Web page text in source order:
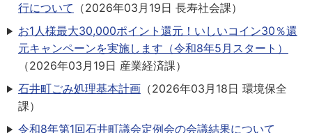
行について （2026年03月19日 長寿社会課）
お1人様最大30,000ポイント還元！いしいコイン30％還
元キャンペーンを実施します（令和8年5月スタート）
（2026年03月19日 産業経済課）
石井町ごみ処理基本計画 （2026年03月18日 環境保全
課）
令和8年第1回石井町議会定例会の会議結果について